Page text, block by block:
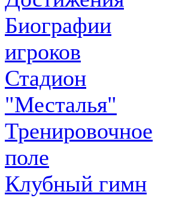
Биографии
игроков
Стадион
"Месталья"
Тренировочное
поле
Клубный гимн